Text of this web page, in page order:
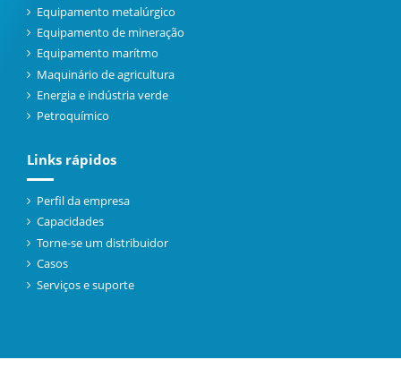
Equipamento metalúrgico
Equipamento de mineração
Equipamento marítmo
Maquinário de agricultura
Energia e indústria verde
Petroquímico
Links rápidos
Perfil da empresa
Capacidades
Torne-se um distribuidor
Casos
Serviços e suporte